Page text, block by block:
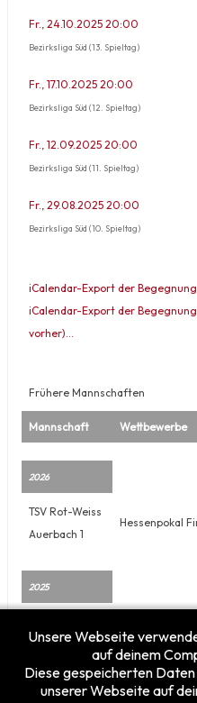
Fr., 24.10.2025 20:00
Bezirksliga Süd (13. Spieltag)
Fr., 17.10.2025 20:00
Bezirksliga Süd (12. Spieltag)
Fr., 12.09.2025 20:00
Bezirksliga Süd (11. Spieltag)
Fr., 29.08.2025 20:00
Bezirksliga Süd (10. Spieltag)
iCalendar-Export der
iCalendar-Export der
vorher)…
Frühere Mannschaften
Mannschaft Wettbewerbe
2026
TSV Rot-Weiss
Auerbach 1
Hessenpokal
2025
Auerbach 1
Aufstieg in die
Unsere Webseite
auf deinem
Diese gespeicherten
unserer Webseite auf